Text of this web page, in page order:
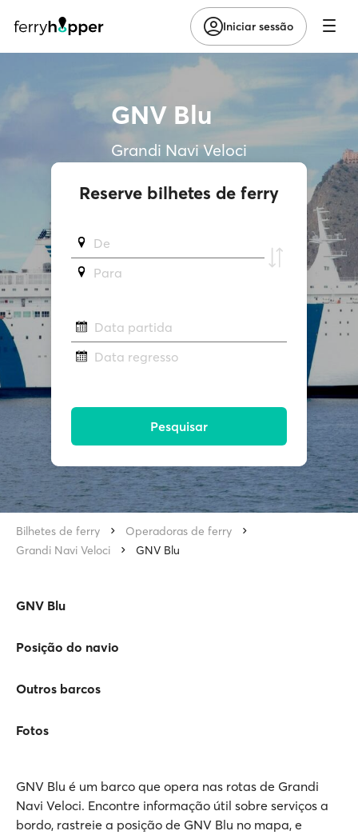
Iniciar sessão
GNV Blu
Grandi Navi Veloci
Reserve bilhetes de ferry
De
Para
Data partida
Data regresso
Pesquisar
Bilhetes de ferry
Operadoras de ferry
Grandi Navi Veloci
GNV Blu
GNV Blu
Posição do navio
Outros barcos
Fotos
GNV Blu é um barco que opera nas rotas de Grandi
Navi Veloci. Encontre informação útil sobre serviços a
bordo, rastreie a posição de GNV Blu no mapa, e